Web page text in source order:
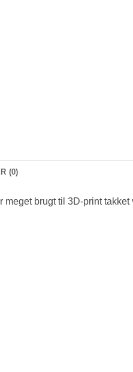
(0)
brugt til 3D-print